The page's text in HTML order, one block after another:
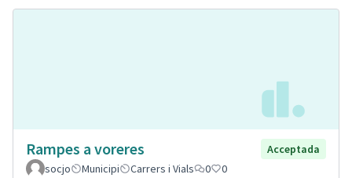
Rampes a voreres
Acceptada
socjo
Municipi Carrers i Vials 0 0